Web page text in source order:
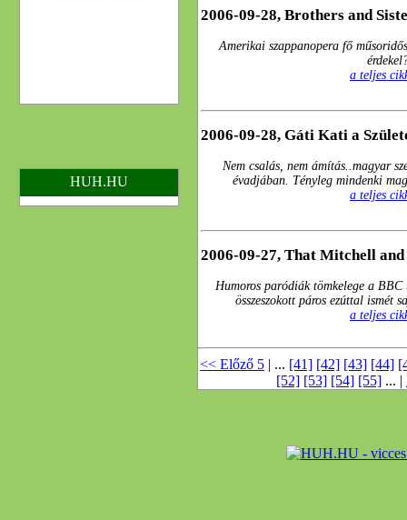
2006-09-28, Brothers and
Amerikai szappanopera fő
a teljes
2006-09-28, Gáti Kati a
Nem csalás, nem ámítás..magyar
évadjában. Tényleg mindenki
a teljes
2006-09-27, That Mitchell
Humoros paródiák tömkelege a
összeszokott páros ezúttal ismét
a teljes
<< Előző 5 | ... [41] [42] [43] [44]
[52] [53] [54] [55] ... |
HUH.HU